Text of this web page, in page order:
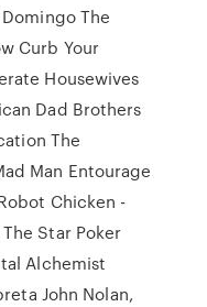
The
Curb Your
Housewives
Dad Brothers
The
Man Entourage
Chicken -
Star Poker
Alchemist
John Nolan,